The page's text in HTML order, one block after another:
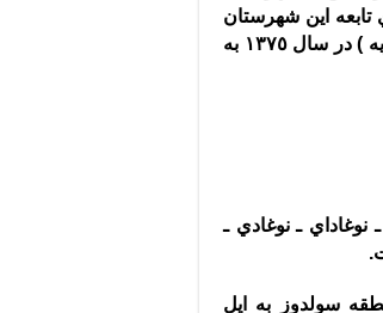
اين شهرستان
)
در سال ١٣٧٥ به
ـ نوغادي‌ ـ
.
سولدوز به ايل